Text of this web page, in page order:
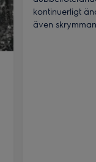
kontinuerligt
även